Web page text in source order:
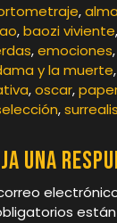
,alma
,baozi viviente,
,emociones,
y la muerte,
,oscar,
,
una